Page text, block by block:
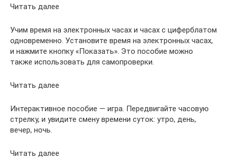
Читать далее
Учим время на электронных часах и часах с циферблатом
одновременно. Установите время на электронных часах,
и нажмите кнопку «Показать». Это пособие можно
также использовать для самопроверки.
Читать далее
Интерактивное пособие — игра. Передвигайте часовую
стрелку, и увидите смену времени суток: утро, день,
вечер, ночь.
Читать далее